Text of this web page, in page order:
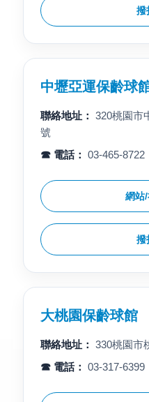
撥
中壢亞運保齡球
聯絡地址： 320桃園市
號
☎ 電話： 03-465-8722
網站
撥
大桃園保齡球館
聯絡地址： 330桃園市
☎ 電話： 03-317-6399